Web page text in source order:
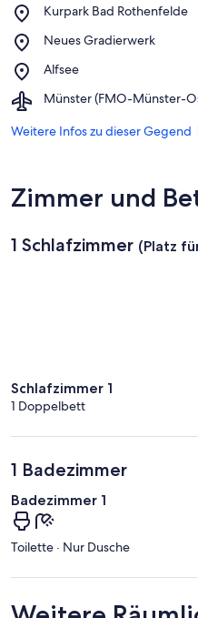
Kurpark Bad Rothenfelde
Place,
Bad
Neues Gradierwerk
Place,
Gradierwerk
Alfsee
Place,
Münster (FMO-Münster-
Airport,
(FMO-
Weitere Infos zu dieser Gegend
Zimmer und
1 Schlafzimmer (Platz
Schlafzimmer 1
1 Doppelbett
1 Badezimmer
Badezimmer 1
Toilette · Nur Dusche